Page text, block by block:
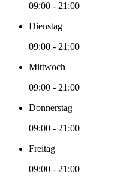
09:00 - 21:00
Dienstag
09:00 - 21:00
Mittwoch
09:00 - 21:00
Donnerstag
09:00 - 21:00
Freitag
09:00 - 21:00